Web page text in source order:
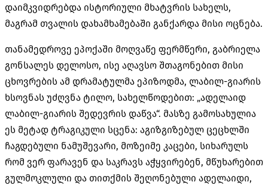
დაიმკვიდრებდა ისტორიული მხატვრის სახელს,
მაგრამ თვალის დახამხამებაში განქარდა მისი ოცნება.
თანამედროვე ეპოქაში მოღვაწე ფერმწერი, გაბრიელა
გონსალეს დელოსო, ისე აღავსო შთაგონებით მისი
ცხოვრების ამ დრამატულმა ეპიზოდმა, ლაბილ-გიარის
ხსოვნას უძღვნა ტილო, სახელწოდებით: „ადელაიდ
ლაბილ-გიარის შედევრის დაწვა“. მასზე გამოსახულია
ეს მეტად ტრაგიკული სცენა: აგიზგიზებულ ცეცხლში
ჩაგდებული ნამუშევარი, მოზეიმე კაცები, სიხარულს
რომ ვერ ფარავენ და საკრავს აჭყვირებენ, მწუხარებით
გულმოკლული და თითქმის შეღონებული ადელაიდი,